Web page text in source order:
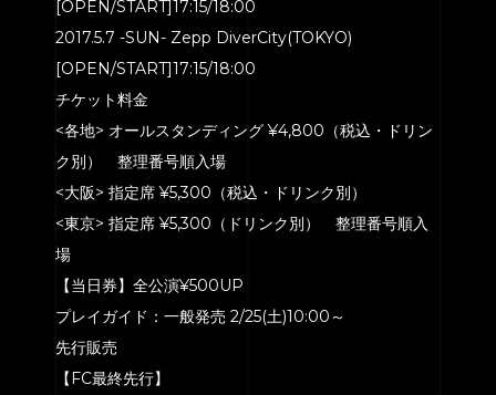
SERVICE
ENGENEER
EQUIPMENT
[OPEN/START]17:15/18:00
2017.5.7 -SUN- Zepp DiverCity(TOKYO)
[OPEN/START]17:15/18:00
チケット料金
<各地> オールスタンディング ¥4,800（税込・ドリン
ク別） 整理番号順入場
<大阪> 指定席 ¥5,300（税込・ドリンク別）
<東京> 指定席 ¥5,300（ドリンク別） 整理番号順入
場
【当日券】全公演¥500UP
プレイガイド：一般発売 2/25(土)10:00～
先行販売
【FC最終先行】